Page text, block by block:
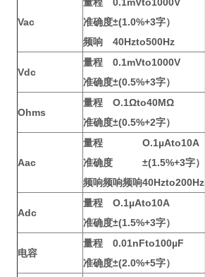
Vac
准确度±(1.0%+3字）
频响
40Hzto500Hz
Vdc
量程
0.1mVto1000V
准确度±(0.5%+3字）
Ohms
量程
O.1Ωto40MΩ
准确度±(0.5%+2字）
Aac
量程
O.1µAto10A
准确度
±(1.5%+3字）
频响频响频响40Hzto200Hz
Adc
量程
O.1µAto10A
准确度±(1.5%+3字）
电容
量程
0.01nFto100µF
准确度±(2.0%+5字）